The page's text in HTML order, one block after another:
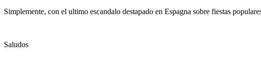
Simplemente, con el ultimo escandalo destapado en Espagna sobre fiestas
Saludos